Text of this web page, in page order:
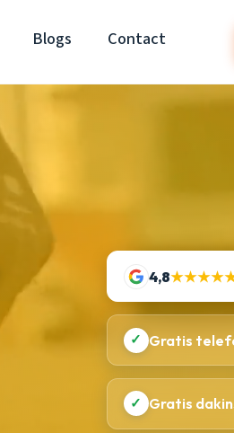
Blogs Contact
4,8
✓ Gratis
✓ Gratis